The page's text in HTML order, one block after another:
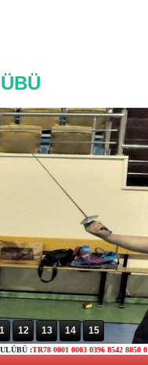
12 13 14 15
:TR78 0001 0003 0396 8542 8050